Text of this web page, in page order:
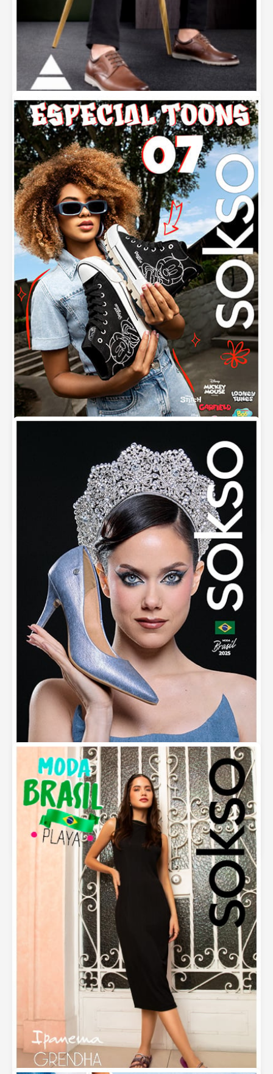
Calzado para Caballero Sokso – Oportunidad de
Negocio 2025
septiembre 5, 2025
Calzado y Ropa Sokso – Especial Toons 2025 –
septiembre 5, 2025
Calzado y Moda Sokso – Primavera 2025 –
Únete Ahora
septiembre 5, 2025